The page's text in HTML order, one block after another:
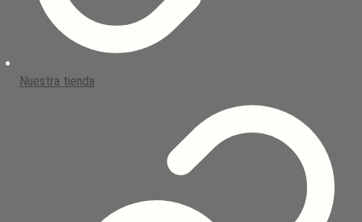
Nuestra tienda